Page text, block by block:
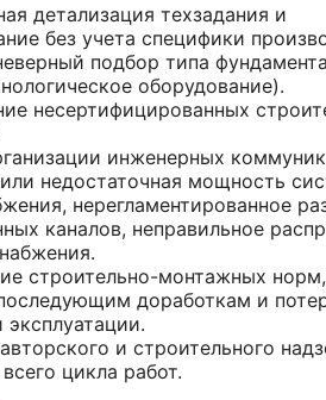
детализация техзадания и
без учета специфики
подбор типа
оборудование).
несертифицированных
инженерных
недостаточная мощность
нерегламентированное
каналов, неправильное
строительно-монтажных
доработкам и
и строительного
цикла работ.